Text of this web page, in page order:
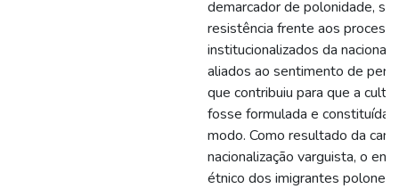
demarcador de polonidade,
resistência frente aos
institucionalizados da
aliados ao sentimento de
que contribuiu para que a
fosse formulada e constituída
modo. Como resultado da
nacionalização varguista, o
étnico dos imigrantes